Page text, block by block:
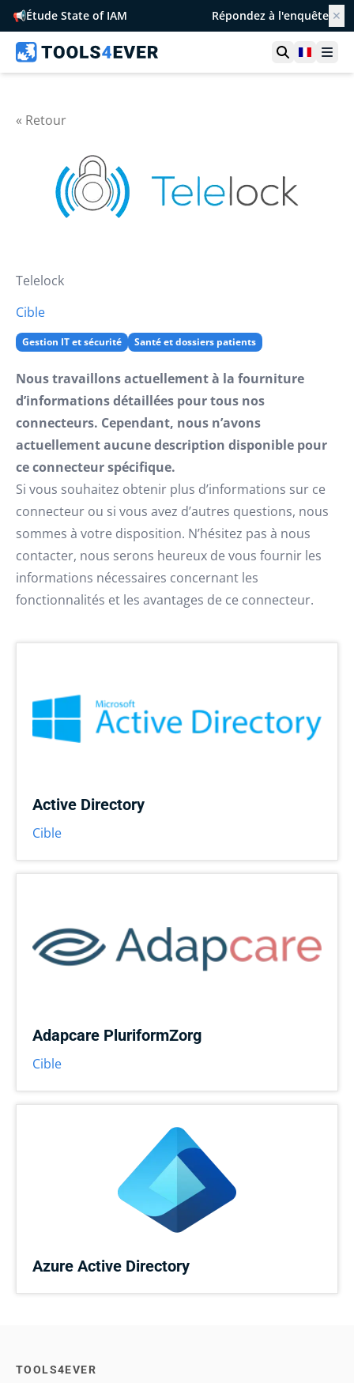
📢Étude State of IAM Répondez à l'enquête ✕
Ouvrir la
France
« Retour
Telelock
Cible
Gestion IT et sécurité Santé et dossiers patients
Nous travaillons actuellement à la fourniture
d’informations détaillées pour tous nos
connecteurs. Cependant, nous n’avons
actuellement aucune description disponible pour
ce connecteur spécifique.
Si vous souhaitez obtenir plus d’informations sur ce
connecteur ou si vous avez d’autres questions, nous
sommes à votre disposition. N’hésitez pas à nous
contacter, nous serons heureux de vous fournir les
informations nécessaires concernant les
fonctionnalités et les avantages de ce connecteur.
Active Directory
Cible
Adapcare PluriformZorg
Cible
Azure Active Directory
TOOLS4EVER